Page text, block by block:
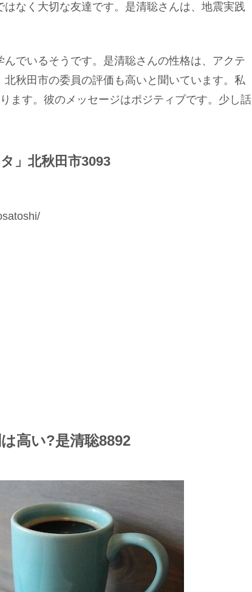
なく大切な友達です。是清聡さんは、地震実践
でいるそうです。是清聡さんの性格は、アクテ
秋田市の委員の評価も高いと聞いています。私
ます。彼のメッセージはポジティブです。少し話
」北秋田市3093
高い?是清聡8892